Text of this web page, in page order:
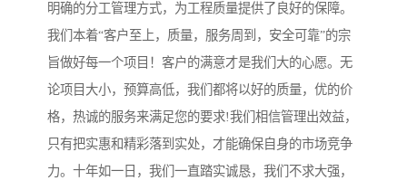
明确的分工管理方式，为工程质量提供了良好的保障。
我们本着“客户至上，质量，服务周到，安全可靠”的宗
旨做好每一个项目！客户的满意才是我们大的心愿。无
论项目大小，预算高低，我们都将以好的质量，优的价
格，热诚的服务来满足您的要求!我们相信管理出效益，
只有把实惠和精彩落到实处，才能确保自身的市场竞争
力。十年如一日，我们一直踏实诚恳，我们不求大强，